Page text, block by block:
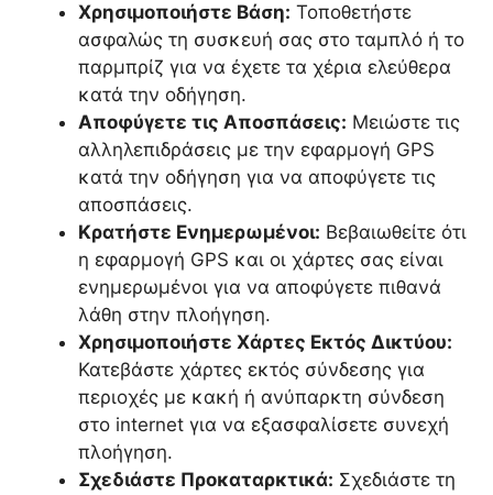
Χρησιμοποιήστε Βάση: Τοποθετήστε
ασφαλώς τη συσκευή σας στο ταμπλό ή το
παρμπρίζ για να έχετε τα χέρια ελεύθερα
κατά την οδήγηση.
Αποφύγετε τις Αποσπάσεις: Μειώστε τις
αλληλεπιδράσεις με την εφαρμογή GPS
κατά την οδήγηση για να αποφύγετε τις
αποσπάσεις.
Κρατήστε Ενημερωμένοι: Βεβαιωθείτε ότι
η εφαρμογή GPS και οι χάρτες σας είναι
ενημερωμένοι για να αποφύγετε πιθανά
λάθη στην πλοήγηση.
Χρησιμοποιήστε Χάρτες Εκτός Δικτύου:
Κατεβάστε χάρτες εκτός σύνδεσης για
περιοχές με κακή ή ανύπαρκτη σύνδεση
στο internet για να εξασφαλίσετε συνεχή
πλοήγηση.
Σχεδιάστε Προκαταρκτικά: Σχεδιάστε τη